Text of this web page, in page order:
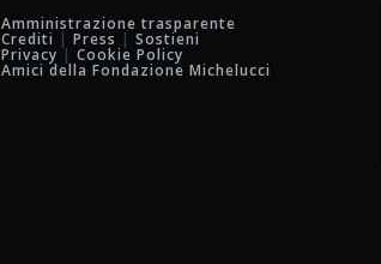
Amministrazione trasparente
Crediti |Press |Sostieni
Privacy |Cookie Policy
Amici della Fondazione Michelucci